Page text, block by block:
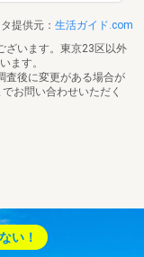
提供元： 生活ガイド.com
ざいます。東京23区以外
ます。
査後に変更がある場合が
お問い合わせいただく
い！